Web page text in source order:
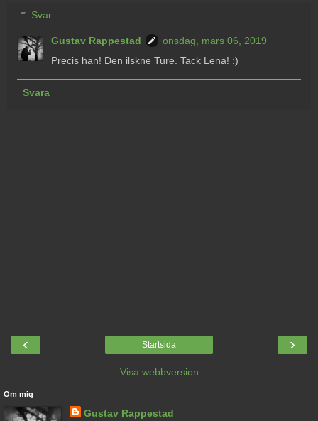
Svar
Gustav Rappestad
onsdag, mars 06, 2019
Precis han! Den ilskne Ture. Tack Lena! :)
Svara
‹ ›
Startsida
Visa webbversion
Om mig
Gustav Rappestad